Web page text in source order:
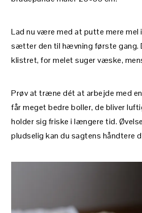
Lad nu være med at putte mere mel
sætter den til hævning første gang.
klistret, for melet suger væske,
Prøv at træne dét at arbejde med
får meget bedre boller, de bliver
holder sig friske i længere tid.
pludselig kan du sagtens håndtere